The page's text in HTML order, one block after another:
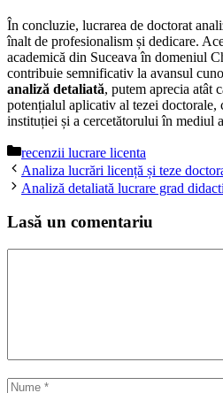
În concluzie, lucrarea de doctorat
înalt de profesionalism și dedicare.
academică din Suceava în domeniul
contribuie semnificativ la avansul
analiză detaliată, putem aprecia atât
potențialul aplicativ al tezei doctorale,
instituției și a cercetătorului în mediul
Categorii
recenzii lucrare licenta
Analiza lucrări licență și teze
Analiză detaliată lucrare grad
Lasă un comentariu
Nume